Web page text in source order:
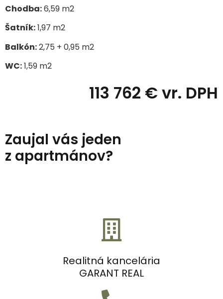
Chodba:6,59 m2
Šatník:1,97 m2
Balkón:2,75 + 0,95 m2
WC:1,59 m2
113 762 € vr. DPH
Zaujal vás jeden
z apartmánov?
Realitná kancelária
GARANT REAL